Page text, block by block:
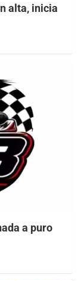
alta, inicia
a puro